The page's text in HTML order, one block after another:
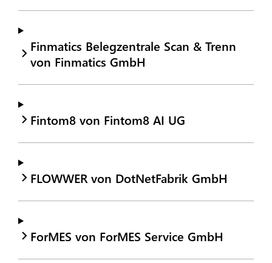
Finmatics Belegzentrale Scan & Trenn
von Finmatics GmbH
Fintom8 von Fintom8 AI UG
FLOWWER von DotNetFabrik GmbH
ForMES von ForMES Service GmbH